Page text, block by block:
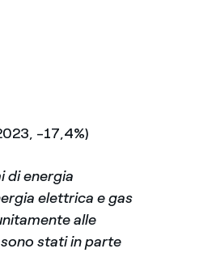
-17,4%)
di energia
elettrica e gas
alle
stati in parte